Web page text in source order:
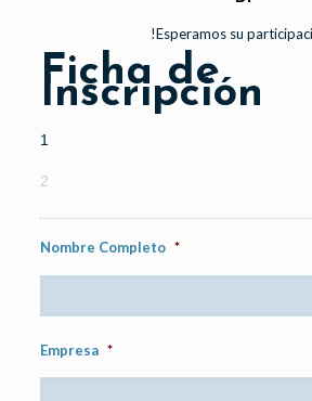
!Esperamos su
Ficha de
Inscripción
1
2
Nombre Completo *
Empresa *